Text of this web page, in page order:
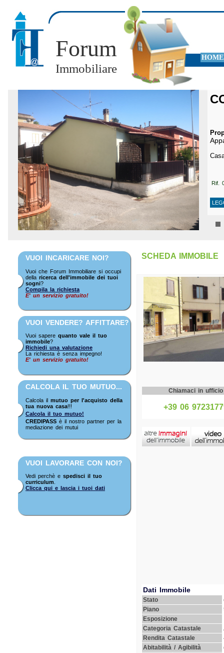
Forum
Immobiliare
Rif.
VUOI INCARICARE NOI?
Vuoi che Forum Immobiliare si occupi
della ricerca dell'immobile dei tuoi
sogni?
Compila la richiesta
E' un servizio gratuito!
VUOI VENDERE? AFFITTARE?
Vuoi sapere quanto vale il tuo
immobile?
Richiedi una valutazione
La richiesta è senza impegno!
E' un servizio gratuito!
CALCOLA IL TUO MUTUO...
Calcola il mutuo per l'acquisto della
tua nuova casa!!!
Calcola il tuo mutuo!
CREDIPASS è il nostro partner per la
mediazione dei mutui
VUOI LAVORARE CON NOI?
Vedi perchè e spedisci il tuo
curriculum
Clicca qui e lascia i tuoi dati
SCHEDA IMMOBILE
Chiamaci in ufficio
+39 06
Dati Immobile
Stato
Piano
Esposizione
Categoria Catastale
Rendita Catastale
Abitabilità / Agibilità